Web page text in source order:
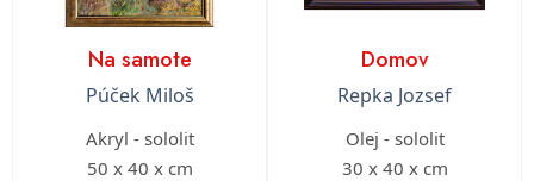
Na samote
Púček Miloš
Akryl - sololit
50 x 40 x cm
Domov
Repka Jozsef
Olej - sololit
30 x 40 x cm